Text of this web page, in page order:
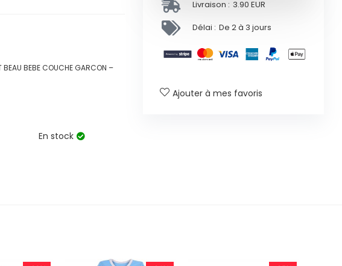
BEBE COUCHE GARCON –
En stock
Livraison : 3.90 EUR
Délai : De 2 à 3 jours
Ajouter à mes favoris